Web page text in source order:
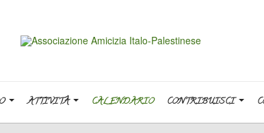
ATTIVITÀ CALENDARIO CONTRIBUISCI